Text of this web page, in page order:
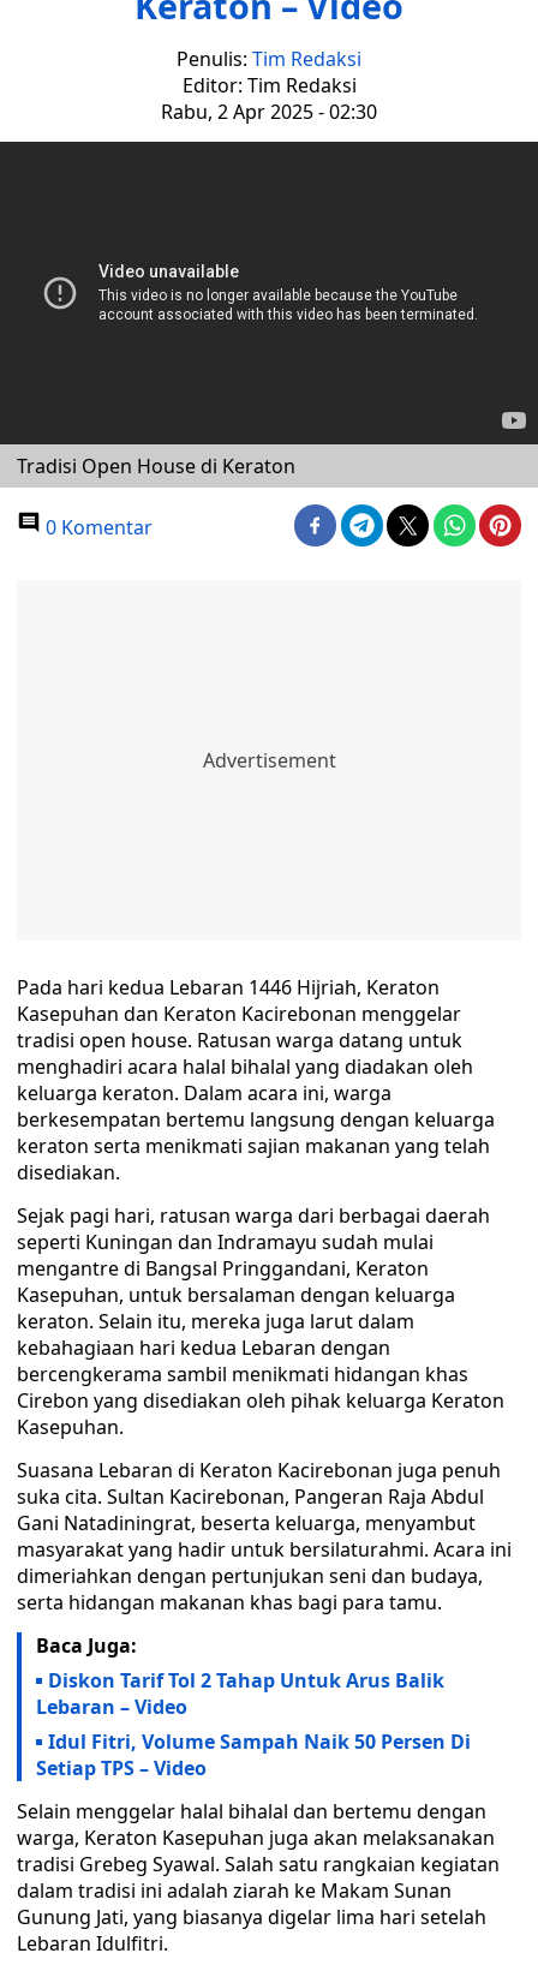
Penulis: Tim Redaksi
Editor: Tim Redaksi
Rabu, 2 Apr 2025 - 02:30
Tradisi Open House di Keraton
0 Komentar
Pada hari kedua Lebaran 1446 Hijriah, Keraton
Kasepuhan dan Keraton Kacirebonan menggelar
tradisi open house. Ratusan warga datang untuk
menghadiri acara halal bihalal yang diadakan oleh
keluarga keraton. Dalam acara ini, warga
berkesempatan bertemu langsung dengan keluarga
keraton serta menikmati sajian makanan yang telah
disediakan.
Sejak pagi hari, ratusan warga dari berbagai daerah
seperti Kuningan dan Indramayu sudah mulai
mengantre di Bangsal Pringgandani, Keraton
Kasepuhan, untuk bersalaman dengan keluarga
keraton. Selain itu, mereka juga larut dalam
kebahagiaan hari kedua Lebaran dengan
bercengkerama sambil menikmati hidangan khas
Cirebon yang disediakan oleh pihak keluarga Keraton
Kasepuhan.
Suasana Lebaran di Keraton Kacirebonan juga penuh
suka cita. Sultan Kacirebonan, Pangeran Raja Abdul
Gani Natadiningrat, beserta keluarga, menyambut
masyarakat yang hadir untuk bersilaturahmi. Acara ini
dimeriahkan dengan pertunjukan seni dan budaya,
serta hidangan makanan khas bagi para tamu.
Baca Juga:
Diskon Tarif Tol 2 Tahap Untuk Arus Balik
Lebaran – Video
Idul Fitri, Volume Sampah Naik 50 Persen Di
Setiap TPS – Video
Selain menggelar halal bihalal dan bertemu dengan
warga, Keraton Kasepuhan juga akan melaksanakan
tradisi Grebeg Syawal. Salah satu rangkaian kegiatan
dalam tradisi ini adalah ziarah ke Makam Sunan
Gunung Jati, yang biasanya digelar lima hari setelah
Lebaran Idulfitri.